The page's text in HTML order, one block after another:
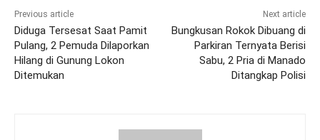
Previous article
Diduga Tersesat Saat Pamit
Pulang, 2 Pemuda Dilaporkan
Hilang di Gunung Lokon
Ditemukan
Next article
Bungkusan Rokok Dibuang di
Parkiran Ternyata Berisi
Sabu, 2 Pria di Manado
Ditangkap Polisi